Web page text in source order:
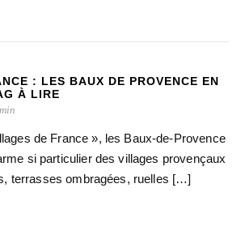
: LES BAUX DE PROVENCE EN
À LIRE
de France », les Baux-de-Provence
si particulier des villages provençaux
terrasses ombragées, ruelles […]